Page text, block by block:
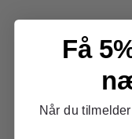
Få
Når du